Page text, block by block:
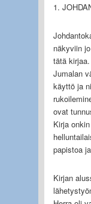
1.
näkyviin
tätä
Jumalan
käyttö ja
ovat
Kirja
papistoa
Kirjan